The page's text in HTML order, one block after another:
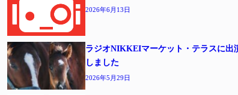
2026年6月13日
ラジオNIKKEIマーケット・テラスに出
しました
2026年5月29日